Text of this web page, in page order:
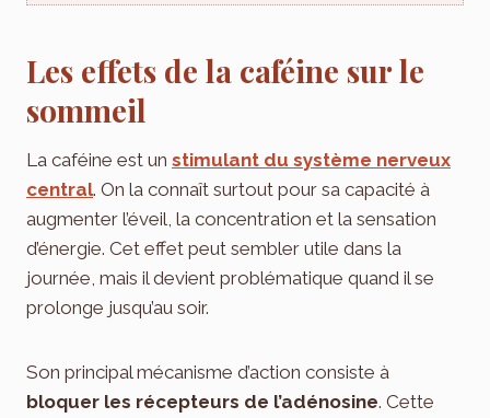
Les effets de la caféine sur le
sommeil
La caféine est un stimulant du système nerveux
central. On la connaît surtout pour sa capacité à
augmenter l’éveil, la concentration et la sensation
d’énergie. Cet effet peut sembler utile dans la
journée, mais il devient problématique quand il se
prolonge jusqu’au soir.
Son principal mécanisme d’action consiste à
bloquer les récepteurs de l’adénosine. Cette